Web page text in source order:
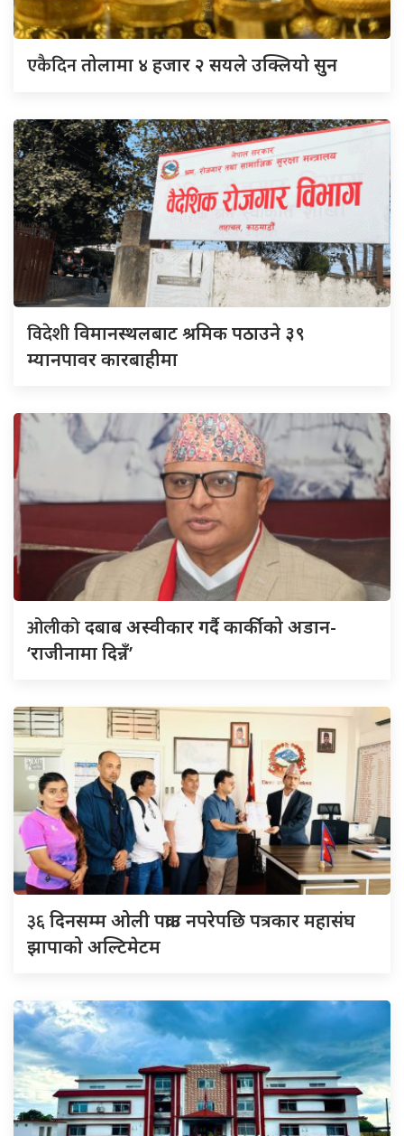
एकैदिनतोलामा ४ हजार २ सयले उक्लियो सुन
विदेशीविमानस्थलबाट श्रमिक पठाउने ३९
म्यानपावर कारबाहीमा
ओलीकोदबाब अस्वीकार गर्दै कार्कीको अडान-
‘राजीनामा दिन्नँ’
३६दिनसम्म ओली पक्राउ नपरेपछि पत्रकार महासंघ
झापाको अल्टिमेटम